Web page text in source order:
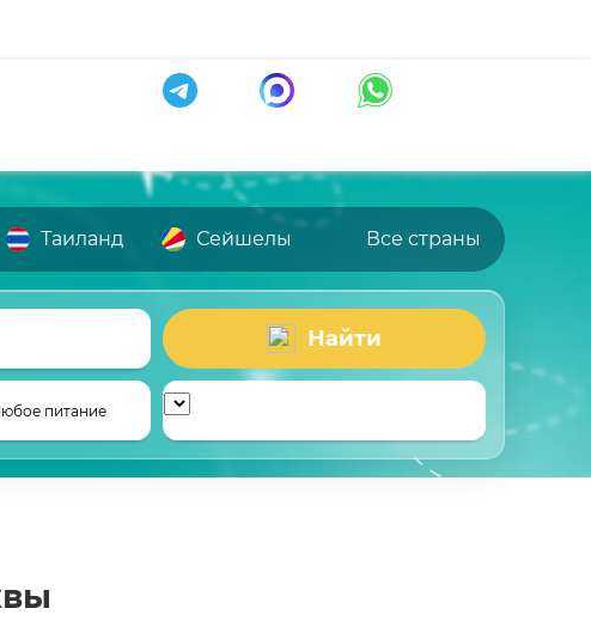
Таиланд Сейшелы Все страны
Найти
питание